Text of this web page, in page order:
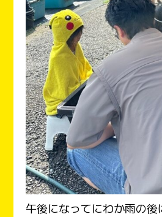
午後になってにわか雨の